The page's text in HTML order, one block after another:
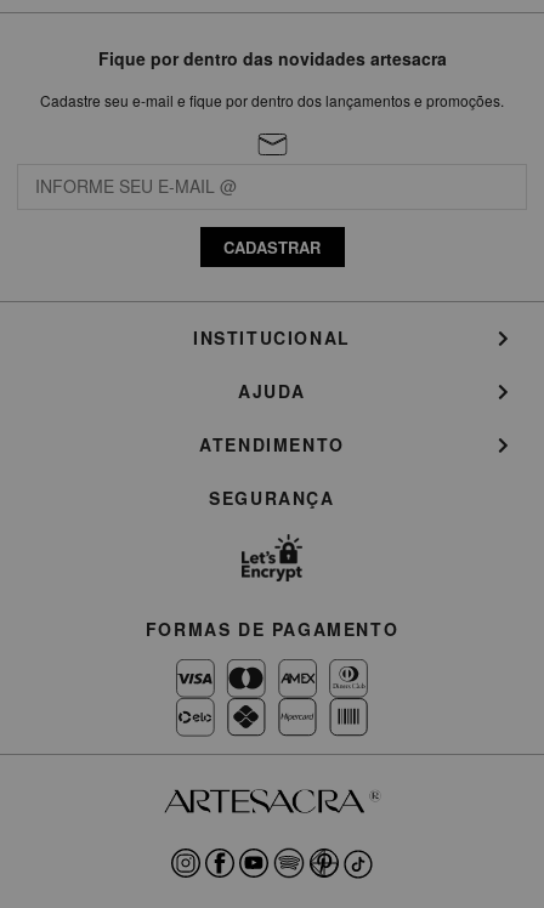
Fique por dentro das novidades artesacra
Cadastre seu e-mail e fique por dentro dos lançamentos e promoções.
CADASTRAR
INSTITUCIONAL
AJUDA
ATENDIMENTO
SEGURANÇA
FORMAS DE PAGAMENTO